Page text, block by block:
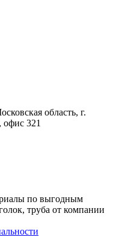
область, г.
офис 321
по выгодным
труба от компании